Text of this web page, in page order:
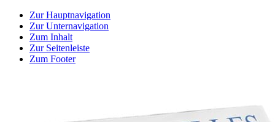
Zur Hauptnavigation
Zur Unternavigation
Zum Inhalt
Zur Seitenleiste
Zum Footer